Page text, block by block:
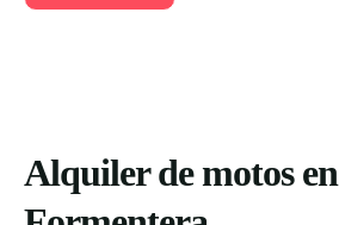
Alquiler de motos en